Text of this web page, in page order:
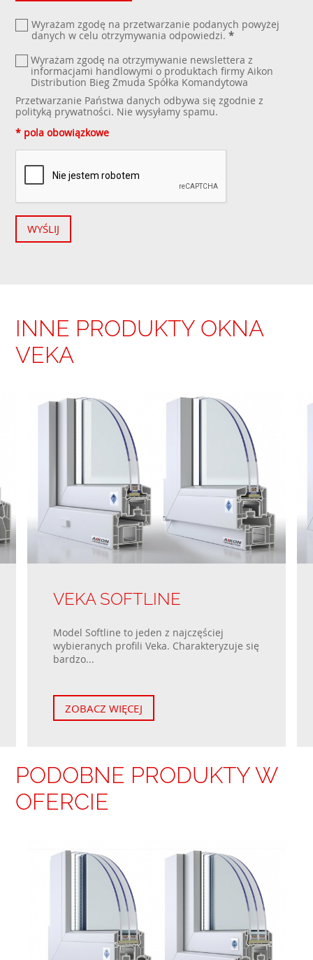
Wyrażam zgodę na przetwarzanie podanych powyżej
danych w celu otrzymywania odpowiedzi. *
Wyrażam zgodę na otrzymywanie newslettera z
informacjami handlowymi o produktach firmy Aikon
Distribution Bieg Żmuda Spółka Komandytowa
Przetwarzanie Państwa danych odbywa się zgodnie z
polityką prywatności. Nie wysyłamy spamu.
* pola obowiązkowe
WYŚLIJ
INNE PRODUKTY OKNA
VEKA
VEKA SOFTLINE
Model Softline to jeden z najczęściej
wybieranych profili Veka. Charakteryzuje się
bardzo...
ZOBACZ WIĘCEJ
PODOBNE PRODUKTY W
OFERCIE